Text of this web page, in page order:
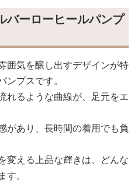
バーローヒールパンプ
囲気を醸し出すデザインが特
プスです。
れるような曲線が、足元をエ
があり、長時間の着用でも負
変える上品な輝きは、どんな
。